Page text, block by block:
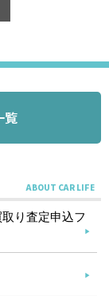
覧
り査定申込フ